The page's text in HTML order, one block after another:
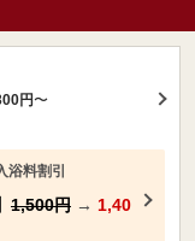
円〜
料割引
1,500円 → 1,40